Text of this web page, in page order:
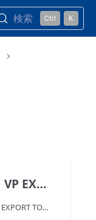
検索
VP EXPORT TO BLOB
VP EXPORT TO BLOB ( vpAreaName Object )